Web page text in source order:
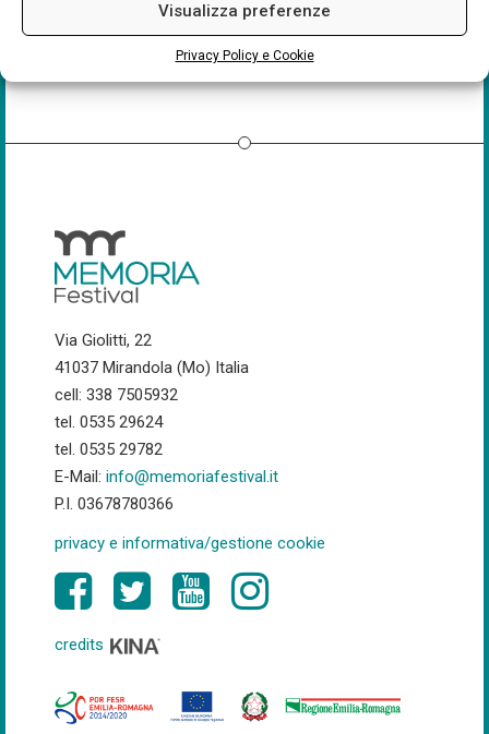
Visualizza preferenze
Privacy Policy e Cookie
Via Giolitti, 22
41037 Mirandola (Mo) Italia
cell: 338 7505932
tel. 0535 29624
tel. 0535 29782
E-Mail: info@memoriafestival.it
P.I. 03678780366
privacy e informativa/gestione cookie
credits